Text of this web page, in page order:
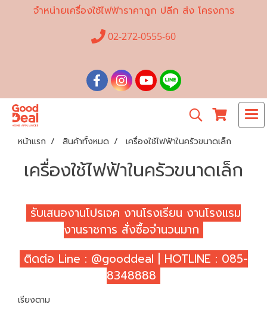
จำหน่ายเครื่องใช้ไฟฟ้าราคาถูก ปลีก ส่ง โครงการ
02-272-0555-60
หน้าแรก สินค้าทั้งหมด เครื่องใช้ไฟฟ้าในครัวขนาดเล็ก
เครื่องใช้ไฟฟ้าในครัวขนาดเล็ก
รับเสนองานโปรเจค งานโรงเรียน งานโรงแรม
งานราชการ สั่งซื้อจำนวนมาก
ติดต่อ Line : @gooddeal | HOTLINE : 085-
8348888
เรียงตาม